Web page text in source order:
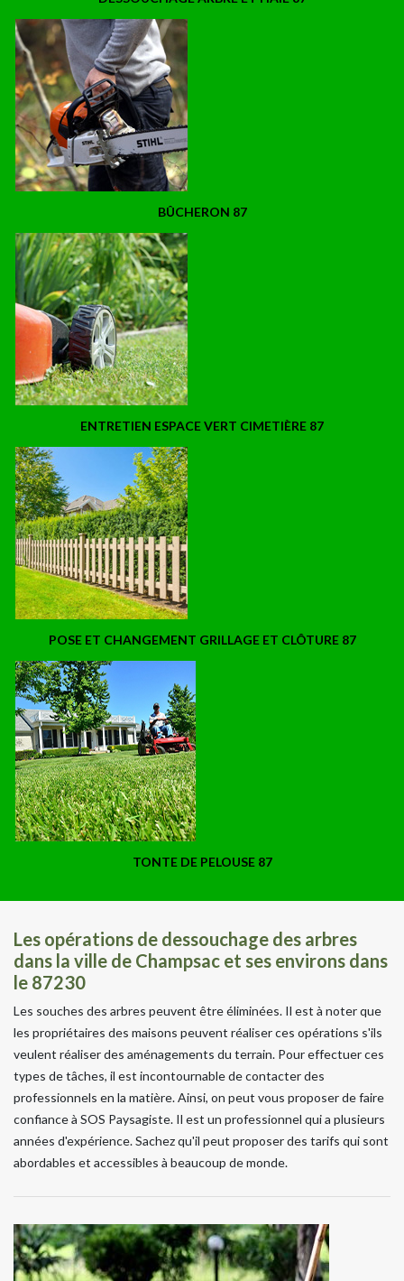
BÛCHERON 87
ENTRETIEN ESPACE VERT CIMETIÈRE 87
POSE ET CHANGEMENT GRILLAGE ET CLÔTURE 87
TONTE DE PELOUSE 87
Les opérations de dessouchage des arbres
dans la ville de Champsac et ses environs dans
le 87230
Les souches des arbres peuvent être éliminées. Il est à noter que
les propriétaires des maisons peuvent réaliser ces opérations s'ils
veulent réaliser des aménagements du terrain. Pour effectuer ces
types de tâches, il est incontournable de contacter des
professionnels en la matière. Ainsi, on peut vous proposer de faire
confiance à SOS Paysagiste. Il est un professionnel qui a plusieurs
années d'expérience. Sachez qu'il peut proposer des tarifs qui sont
abordables et accessibles à beaucoup de monde.